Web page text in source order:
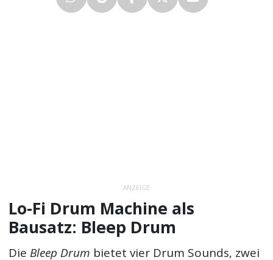
ANZEIGE
Lo-Fi Drum Machine als
Bausatz: Bleep Drum
Die Bleep Drum bietet vier Drum Sounds, zwei